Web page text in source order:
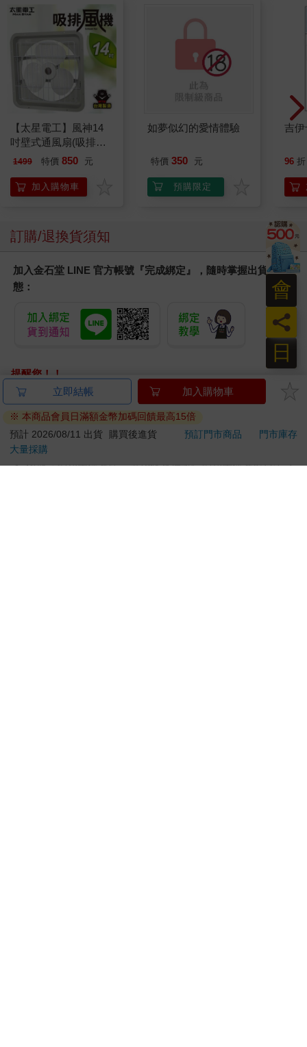
【太星電工】風神14
吋壁式通風扇(吸排風
機)
1499 特價 850 元
加入購物車
如夢似幻的愛情體驗
特價 350 元
預購限定
吉
96 折
訂購/退換貨須知
加入金石堂 LINE 官方帳號『完成綁定』，隨時掌握出貨動
態：
提醒您！！
金石堂及銀行均不會請您操作ATM! 如接獲電話要求您前往
ATM提款機，請不要聽從指示，以免受騙上當！
退換貨須知：
**提醒您，鑑賞期不等於試用期，退回商品須為全新狀態**
依據「消費者保護法」第19條及行政院消費者保護處公告之
立即結帳 加入購物車
※ 本商品會員日滿額金幣加碼回饋最高15倍
預計 2026/08/11 出貨
購買後進貨 預訂門市商品
門市庫存
大量採購
日
員
會